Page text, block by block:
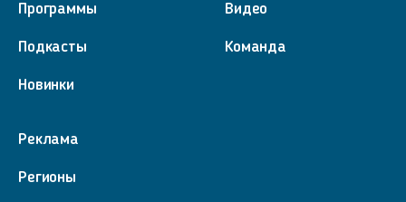
Программы
Подкасты
Новинки
Видео
Команда
Реклама
Регионы